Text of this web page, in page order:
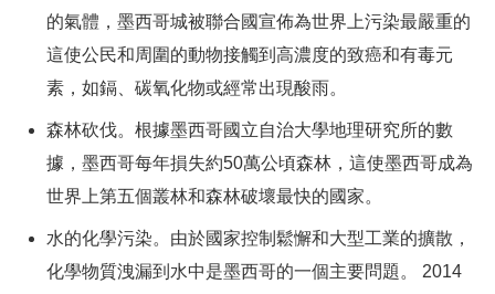
的氣體，墨西哥城被聯合國宣佈為世界上污染最嚴重的
這使公民和周圍的動物接觸到高濃度的致癌和有毒元
素，如鎘、碳氧化物或經常出現酸雨。
森林砍伐。根據墨西哥國立自治大學地理研究所的數
據，墨西哥每年損失約50萬公頃森林，這使墨西哥成為
世界上第五個叢林和森林破壞最快的國家。
水的化學污染。由於國家控制鬆懈和大型工業的擴散，
化學物質洩漏到水中是墨西哥的一個主要問題。 2014